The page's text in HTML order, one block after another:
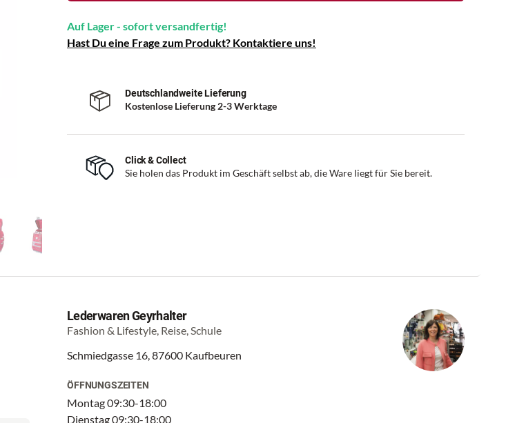
Auf Lager - sofort versandfertig!
Hast Du eine Frage zum Produkt? Kontaktiere uns!
Deutschlandweite Lieferung
Kostenlose Lieferung 2-3 Werktage
Click & Collect
Sie holen das Produkt im Geschäft selbst ab, die Ware liegt für Sie bereit.
Lederwaren Geyrhalter
Fashion & Lifestyle, Reise, Schule
Schmiedgasse 16, 87600 Kaufbeuren
ÖFFNUNGSZEITEN
Montag 09:30-18:00
Dienstag 09:30-18:00